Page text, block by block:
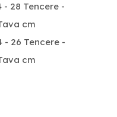
- 28 Tencere -
cm
- 26 Tencere -
cm